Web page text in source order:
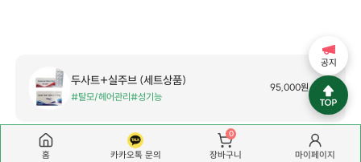
두사트+실주브 (세트상품)
#탈모/헤어관리#성기능
95,000원
공지
홈 카카오톡 문의
0
장바구니 마이페이지